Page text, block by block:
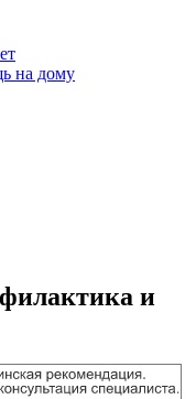
на дому
и